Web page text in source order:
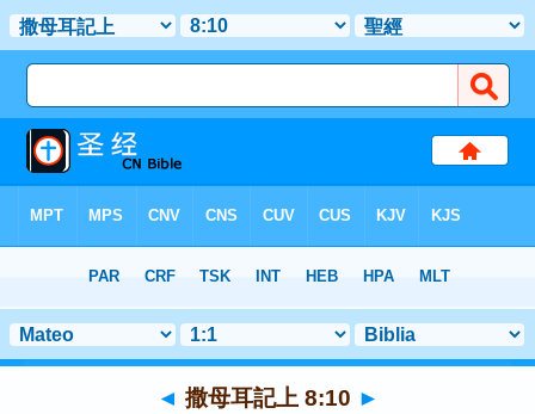
章 8 > 聖經金句 10
◄ 撒母耳記上 8:10 ►